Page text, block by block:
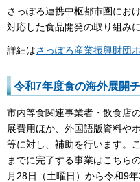
さっぽろ連携中枢都市圏にお
対応した食品開発の取り組み
詳細はさっぽろ産業振興財団
令和7年度食の海外展開
市内等食関連事業者・飲食店
展費用ほか、外国語版資料や
等に対し、補助を行います。
までに完了する事業はこちら
月28日（土曜日）から令和9